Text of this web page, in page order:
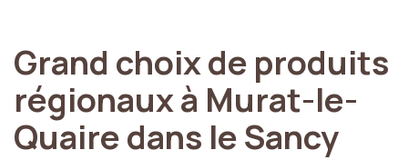
Grand choixde produits
régionauxà Murat-le-
Quairedans leSancy